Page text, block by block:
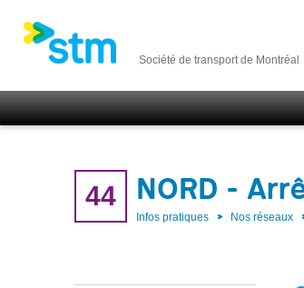
Société de transport de Montréal
44 NORD -
Infos pratiques Nos réseaux